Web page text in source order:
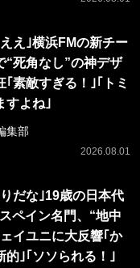
え｣横浜FMの新チー
“死角なし”の神デザ
｢素敵すぎる！｣｢トミ
すよね｣
集部
2026.08.01
だな｣19歳の日本代
ペイン名門、“地中
イユニに大反響｢か
的｣｢ソソられる！｣